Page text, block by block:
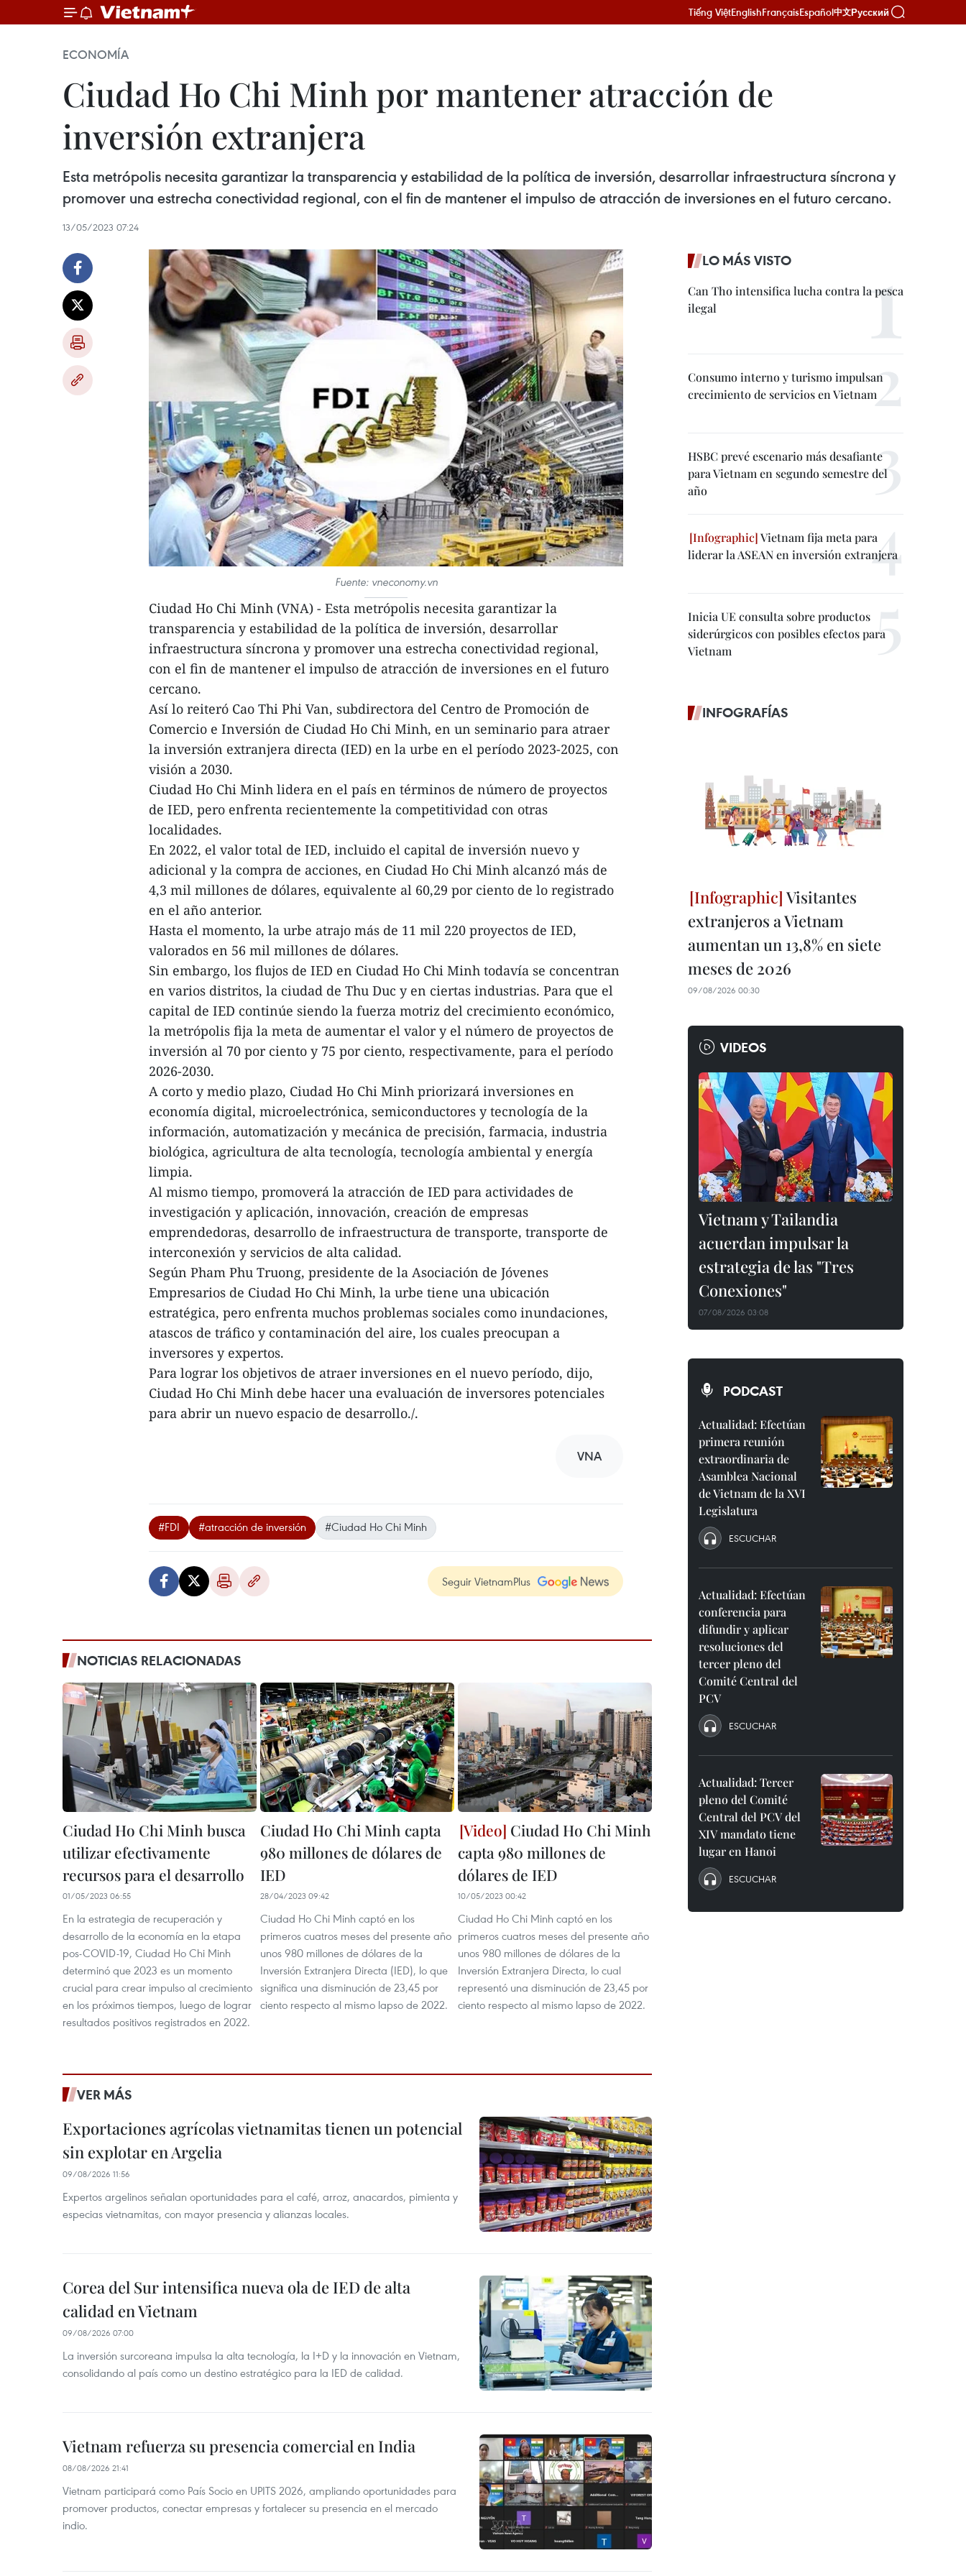
Tiếng ViệtEnglishFrançaisEspañol中文Русский
ECONOMÍA
Ciudad Ho Chi Minh por mantener atracción de
inversión extranjera
Esta metrópolis necesita garantizar la transparencia y estabilidad de la política de inversión, desarrollar infraestructura síncrona y
promover una estrecha conectividad regional, con el fin de mantener el impulso de atracción de inversiones en el futuro cercano.
13/05/2023 07:24
Fuente: vneconomy.vn
Ciudad Ho Chi Minh (VNA) - Esta metrópolis necesita garantizar la
transparencia y estabilidad de la política de inversión, desarrollar
infraestructura síncrona y promover una estrecha conectividad regional,
con el fin de mantener el impulso de atracción de inversiones en el futuro
cercano.
Así lo reiteró Cao Thi Phi Van, subdirectora del Centro de Promoción de
Comercio e Inversión de Ciudad Ho Chi Minh, en un seminario para atraer
la inversión extranjera directa (IED) en la urbe en el período 2023-2025, con
visión a 2030.
Ciudad Ho Chi Minh lidera en el país en términos de número de proyectos
de IED, pero enfrenta recientemente la competitividad con otras
localidades.
En 2022, el valor total de IED, incluido el capital de inversión nuevo y
adicional y la compra de acciones, en Ciudad Ho Chi Minh alcanzó más de
4,3 mil millones de dólares, equivalente al 60,29 por ciento de lo registrado
en el año anterior.
Hasta el momento, la urbe atrajo más de 11 mil 220 proyectos de IED,
valorados en 56 mil millones de dólares.
Sin embargo, los flujos de IED en Ciudad Ho Chi Minh todavía se concentran
en varios distritos, la ciudad de Thu Duc y en ciertas industrias. Para que el
capital de IED continúe siendo la fuerza motriz del crecimiento económico,
la metrópolis fija la meta de aumentar el valor y el número de proyectos de
inversión al 70 por ciento y 75 por ciento, respectivamente, para el período
2026-2030.
A corto y medio plazo, Ciudad Ho Chi Minh priorizará inversiones en
economía digital, microelectrónica, semiconductores y tecnología de la
información, automatización y mecánica de precisión, farmacia, industria
biológica, agricultura de alta tecnología, tecnología ambiental y energía
limpia.
Al mismo tiempo, promoverá la atracción de IED para actividades de
investigación y aplicación, innovación, creación de empresas
emprendedoras, desarrollo de infraestructura de transporte, transporte de
interconexión y servicios de alta calidad.
Según Pham Phu Truong, presidente de la Asociación de Jóvenes
Empresarios de Ciudad Ho Chi Minh, la urbe tiene una ubicación
estratégica, pero enfrenta muchos problemas sociales como inundaciones,
atascos de tráfico y contaminación del aire, los cuales preocupan a
inversores y expertos.
Para lograr los objetivos de atraer inversiones en el nuevo período, dijo,
Ciudad Ho Chi Minh debe hacer una evaluación de inversores potenciales
para abrir un nuevo espacio de desarrollo./.
VNA
#FDI #atracción de inversión #Ciudad Ho Chi Minh
Seguir VietnamPlus
NOTICIAS RELACIONADAS
Ciudad Ho Chi Minh busca
utilizar efectivamente
recursos para el desarrollo
01/05/2023 06:55
En la estrategia de recuperación y
desarrollo de la economía en la etapa
pos-COVID-19, Ciudad Ho Chi Minh
determinó que 2023 es un momento
crucial para crear impulso al crecimiento
en los próximos tiempos, luego de lograr
resultados positivos registrados en 2022.
Ciudad Ho Chi Minh capta
980 millones de dólares de
IED
28/04/2023 09:42
Ciudad Ho Chi Minh captó en los
primeros cuatros meses del presente año
unos 980 millones de dólares de la
Inversión Extranjera Directa (IED), lo que
significa una disminución de 23,45 por
ciento respecto al mismo lapso de 2022.
Ciudad Ho Chi Minh
capta 980 millones de
dólares de IED
10/05/2023 00:42
Ciudad Ho Chi Minh captó en los
primeros cuatros meses del presente año
unos 980 millones de dólares de la
Inversión Extranjera Directa, lo cual
representó una disminución de 23,45 por
ciento respecto al mismo lapso de 2022.
VER MÁS
Exportaciones agrícolas vietnamitas tienen un potencial
sin explotar en Argelia
09/08/2026 11:56
Expertos argelinos señalan oportunidades para el café, arroz, anacardos, pimienta y
especias vietnamitas, con mayor presencia y alianzas locales.
Corea del Sur intensifica nueva ola de IED de alta
calidad en Vietnam
09/08/2026 07:00
La inversión surcoreana impulsa la alta tecnología, la I+D y la innovación en Vietnam,
consolidando al país como un destino estratégico para la IED de calidad.
Vietnam refuerza su presencia comercial en India
08/08/2026 21:41
Vietnam participará como País Socio en UPITS 2026, ampliando oportunidades para
promover productos, conectar empresas y fortalecer su presencia en el mercado
indio.
LO MÁS VISTO
Can Tho intensifica lucha contra la pesca
ilegal
Consumo interno y turismo impulsan
crecimiento de servicios en Vietnam
HSBC prevé escenario más desafiante
para Vietnam en segundo semestre del
año
Vietnam fija meta para
liderar la ASEAN en inversión extranjera
Inicia UE consulta sobre productos
siderúrgicos con posibles efectos para
Vietnam
INFOGRAFÍAS
Visitantes
extranjeros a Vietnam
aumentan un 13,8% en siete
meses de 2026
09/08/2026 00:30
VIDEOS
Vietnam y Tailandia
acuerdan impulsar la
estrategia de las "Tres
Conexiones"
07/08/2026 03:08
PODCAST
Actualidad: Efectúan
primera reunión
extraordinaria de
Asamblea Nacional
de Vietnam de la XVI
Legislatura
ESCUCHAR
Actualidad: Efectúan
conferencia para
difundir y aplicar
resoluciones del
tercer pleno del
Comité Central del
PCV
ESCUCHAR
Actualidad: Tercer
pleno del Comité
Central del PCV del
XIV mandato tiene
lugar en Hanoi
ESCUCHAR